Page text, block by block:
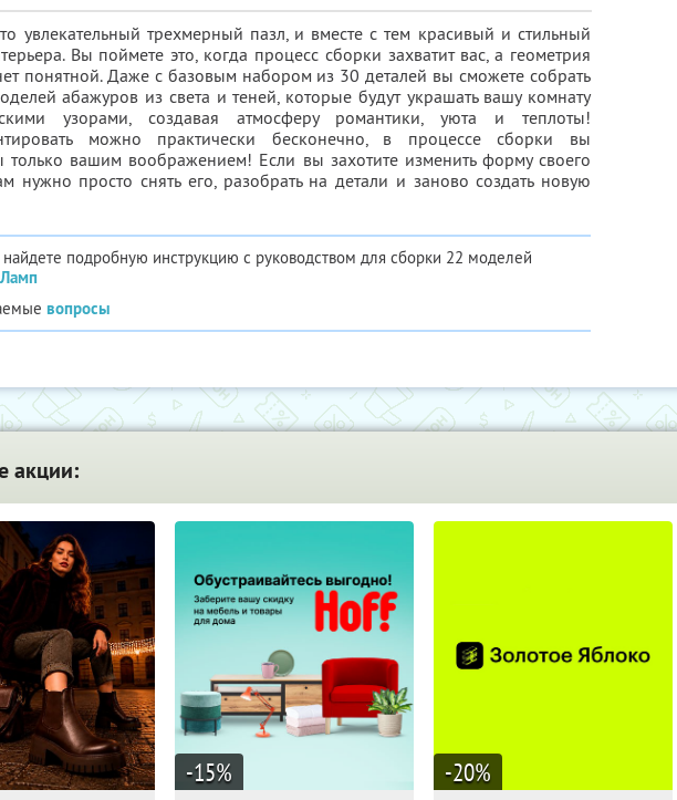
увлекательный трехмерный пазл, и вместе с тем красивый и стильный
Вы поймете это, когда процесс сборки захватит вас, а геометрия
понятной. Даже с базовым набором из 30 деталей вы сможете собрать
абажуров из света и теней, которые будут украшать вашу комнату
узорами, создавая атмосферу романтики, уюта и теплоты!
можно практически бесконечно, в процессе сборки вы
только вашим воображением! Если вы захотите изменить форму своего
нужно просто снять его, разобрать на детали и заново создать новую
подробную инструкцию с руководством для сборки 22 моделей
Ламп
вопросы
акции:
-15% -20%